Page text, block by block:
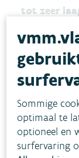
tot zeer
Op 30 juni
50% van
38%
12%
Sommige
optimaal te
optioneel en
surfervaring